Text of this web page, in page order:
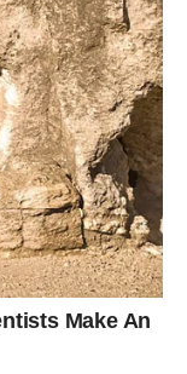
osjetiti da
vrijeme